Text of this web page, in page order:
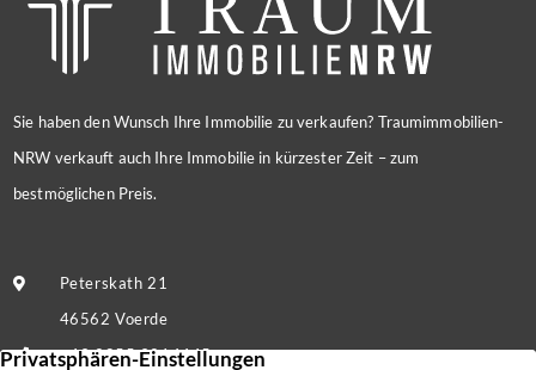
Sie haben den Wunsch Ihre Immobilie zu verkaufen? Traumimmobilien-
NRW verkauft auch Ihre Immobilie in kürzester Zeit – zum
bestmöglichen Preis.
Peterskath 21
46562 Voerde
+49 2855 9214445